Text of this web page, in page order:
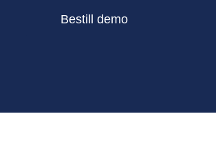
Bestill demo